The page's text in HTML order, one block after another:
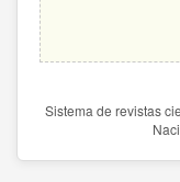
Sistema de revistas